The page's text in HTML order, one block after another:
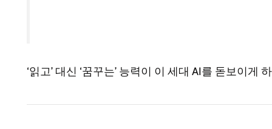
‘읽고’ 대신 ‘꿈꾸는’ 능력이 이 세대 AI를 돋보이게